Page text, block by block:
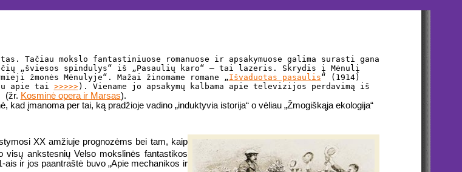
Tačiau mokslo fantastiniuose romanuose ir apsakymuose galima surasti gana
„šviesos spindulys“ iš „Pasaulių karo“ – tai lazeris. Skrydis į Mėnulį
Mėnulyje“. Mažai žinomame romane „Išvaduotas pasaulis“ (1914)
apie tai >>>>>). Viename jo apsakymų kalbama apie televizijos perdavimą iš
(žr. Kosminė opera ir Marsas).
įmanoma per tai, ką pradžioje vadino „induktyvia istorija“ o vėliau „Žmogiškąja ekologija“
XX amžiuje prognozėms bei tam, kaip
ankstesnių Velso mokslinės fantastikos
ais ir jos paantraštė buvo „Apie mechanikos ir